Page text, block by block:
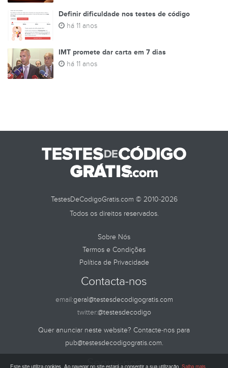
Definir dificuldade nos testes de código
há 11 anos
IMT promete dar carta em 7 dias
há 11 anos
TestesDeCodigoGratis.com © 2010-2026
Todos os direitos reservados.
Sobre Nós
Termos e Condições
Política de Privacidade
Contacta-nos
email:geral@testesdecodigogratis.com
twitter:@testesdecodigo
Quer anunciar neste website? Contacte-nos para
pub@testesdecodigogratis.com.
Segue-nos
Este site utiliza cookies. Ao navegar no site estará a consentir a sua utilização. Saiba mais